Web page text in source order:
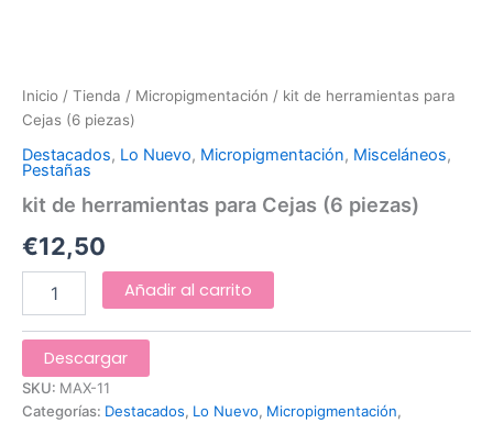
Inicio / Tienda / Micropigmentación / kit de herramientas para
Cejas (6 piezas)
Destacados, Lo Nuevo, Micropigmentación, Misceláneos,
Pestañas
kit de herramientas para Cejas (6 piezas)
€12,50
Añadir al carrito
Descargar
SKU: MAX-11
Categorías: Destacados, Lo Nuevo, Micropigmentación,